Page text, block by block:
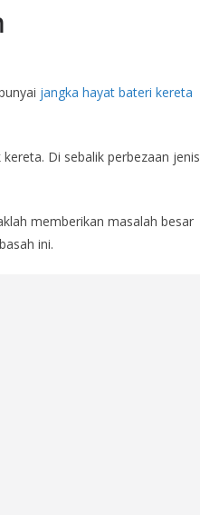
jangka hayat bateri kereta
Di sebalik perbezaan jenis
memberikan masalah besar
ini.